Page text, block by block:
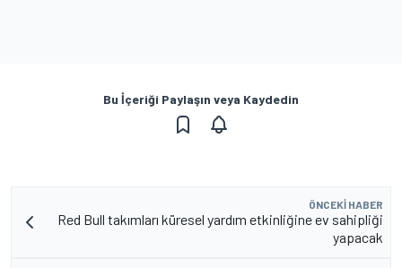
Bu İçeriği Paylaşın veya Kaydedin
ÖNCEKI HABER
Red Bull takımları küresel yardım etkinliğine ev sahipliği
yapacak